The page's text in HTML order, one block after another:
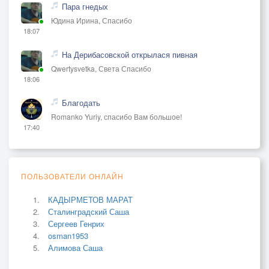
18:07
Пара гнедых
Юдина Ирина, Спасибо
18:06
На Дерибасовской открылася пивная
Qwertysvetka, Света Спасибо
17:40
Благодать
Romanko Yuriy, спасибо Вам большое!
ПОЛЬЗОВАТЕЛИ ОНЛАЙН
КАДЫРМЕТОВ МАРАТ
Сталинградский Саша
Сергеев Генрих
osman1953
Алимова Саша